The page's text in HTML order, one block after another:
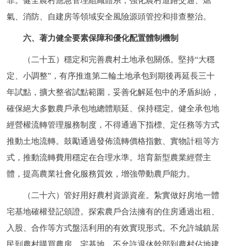
氣、消防、自建房等領域安全風險源頭管控和排查整治。
六、著力健全要素保障和優化配置體制機制
（二十五）穩定和完善農村土地承包關係。堅持“大穩
定、小調整”，有序推進第二輪土地承包到期後再延長三十
年試點，擴大整省試點範圍，妥善化解延包中的矛盾糾紛，
確保絕大多數農戶承包地總體順延、保持穩定。健全承包地
經營權流轉管理服務制度，不得通過下指標、定任務等方式
推動土地流轉。鼓勵通過發佈流轉價格指數、實物計租等方
式，推動流轉費用穩定在合理水準。培育新型農業經營主
體，提高農業社會化服務質效，增強帶動農戶能力。
（二十六）管好用好農村資源資産。紮實做好房地一體
宅基地確權登記頒證。探索農戶合法擁有的住房通過出租、
入股、合作等方式盤活利用的有效實現形式。不允許城鎮居
民到農村購買農房、宅基地，不允許退休幹部到農村佔地建